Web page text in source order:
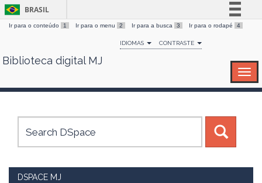
Skip
BRASIL
Simplifique!
Comunica BR
Canais
Ir para o conteúdo 1 Ir para o menu 2 Ir para a busca 3 Ir para o rodapé 4
IDIOMAS CONTRASTE
Biblioteca digital MJ
DSPACE MJ